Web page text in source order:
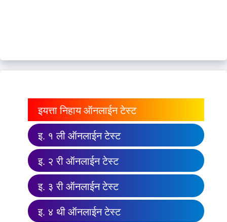
इयत्ता निहाय ऑनलाईन टेस्ट
इ. १ ली ऑनलाईन टेस्ट
इ. २ री ऑनलाईन टेस्ट
इ. ३ री ऑनलाईन टेस्ट
इ. ४ थी ऑनलाईन टेस्ट